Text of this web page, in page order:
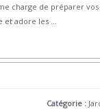
charge de préparer
et adore les
Catégorie :